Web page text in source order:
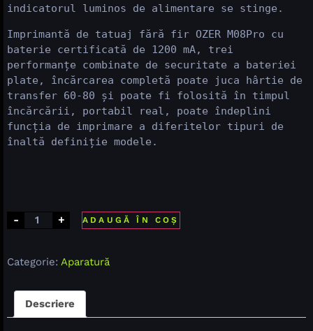
Imprimantă de tatuaj fără fir OZER M08Pro cu
baterie certificată de 1200 mA, trei
performanțe combinate de securitate a bateriei
plate, încărcarea completă poate juca hârtie de
transfer 60-80 și poate fi folosită în timpul
încărcării, portabil real, poate îndeplini
funcția de imprimare a diferitelor tipuri de
înaltă definiție modele.
- + ADAUGĂ ÎN COȘ
Categorie: Aparatură
Descriere